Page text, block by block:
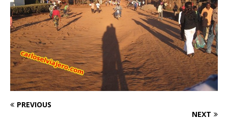
PREVIOUS
NEXT